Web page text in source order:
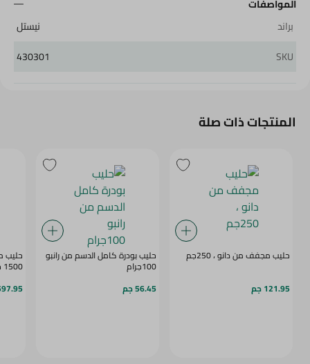
المواصفات
براند
نيستل
SKU
430301
المنتجات ذات صلة
حليب مجفف من دانو ، 250جم
121.95 جم
حليب بودرة كامل الدسم من رانبو
100جرام
56.45 جم
حليب
1500 جم
597.95